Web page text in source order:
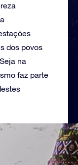
dos povos
na
faz parte